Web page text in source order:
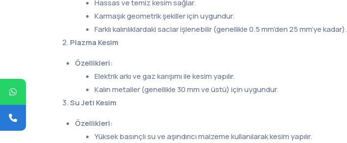
Hassas ve temiz kesim sağlar.
Karmaşık geometrik şekiller için uygundur.
Farklı kalınlıklardaki saclar işlenebilir (genellikle 0.5 mm’den 25 mm’ye kadar).
Plazma Kesim
Özellikleri:
Elektrik arkı ve gaz karışımı ile kesim yapılır.
Kalın metaller (genellikle 30 mm ve üstü) için uygundur.
Su Jeti Kesim
Özellikleri:
Yüksek basınçlı su ve aşındırıcı malzeme kullanılarak kesim yapılır.